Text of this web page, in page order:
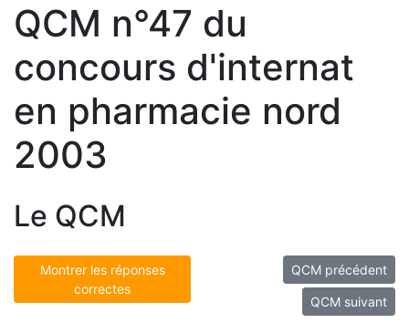
QCM n°47 du
concours d'internat
en pharmacie nord
2003
Le QCM
Montrer les réponses
correctes
QCM précédent
QCM suivant